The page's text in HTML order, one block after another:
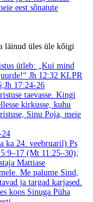
eest sõnatute
läinud üles üle kõigi
ütleb: „Kui mind
Jh 12:32 KLPR
17:24-26
taevasse. Kingi
kirkusse, kuhu
Sinu Poja, meie
24
ka 24. veebruaril) Ps
(Mt 11:25–30);
Mattiase
Me palume Sind,
ja targad karjased.
koos Sinuga Püha